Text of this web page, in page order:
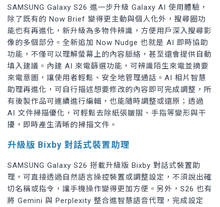
SAMSUNG Galaxy S26 進一步升級 Galaxy AI 使用體驗，
除了既有的 Now Brief 變得更主動與個人化外，搜尋圈功
能也有再進化，新升級為多物件辨識，方便用戶深入搜尋影
像的多個部分。全新追加 Now Nudge 也就是 AI 即時協助
功能，不僅可以理解螢幕上的內容脈絡，甚至還會提供自動
填入建議。內建 AI 來電篩選功能，可辨識陌生來電並摘要
來電意圖，讓使用者輕鬆、安全地管理通話。AI 相片智慧
助理再進化，可自行描述想要修改的內容即可完成調整，所
有後製作品可連續進行編輯，也能隨時調整或還原；透過
AI 文件掃描優化，可輕鬆去除紙張皺摺、手指等變形與干
擾，即時產生清晰的掃描文件。
升級版 Bixby 對話式裝置助理
SAMSUNG Galaxy S26 搭載升級版 Bixby 對話式裝置助
理，可直接透過自然語言操控裝置或調整設定，不須說出確
切名稱或指令，讓手機操作變得更加方便。另外，S26 也有
將 Gemini 與 Perplexity 整合進智慧語音代理，完成設定